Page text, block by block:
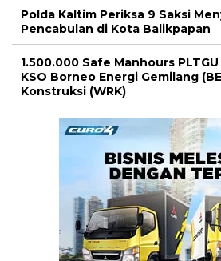
Polda Kaltim Periksa 9 Saksi
Pencabulan di Kota Balikpapan
1.500.000 Safe Manhours PLTGU
KSO Borneo Energi Gemilang
Konstruksi (WRK)